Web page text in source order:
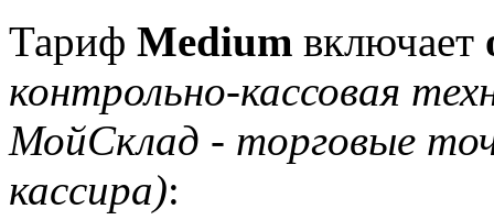
Тариф Medium включает
контрольно-кассовая
МойСклад - торговые
кассира):